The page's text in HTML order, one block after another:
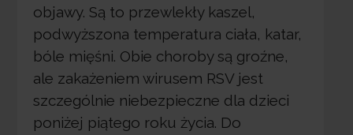
objawy. Są to przewlekły kaszel,
podwyższona temperatura ciała, katar,
bóle mięśni. Obie choroby są groźne,
ale zakażeniem wirusem RSV jest
szczególnie niebezpieczne dla dzieci
poniżej piątego roku życia. Do